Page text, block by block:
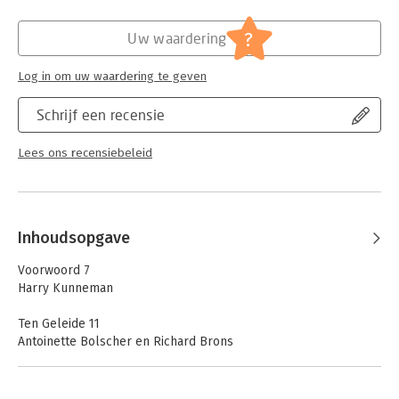
Mens en maatschappij
Schrijf een recensie
Lees ons recensiebeleid
Uw waardering ?
Log in om uw waardering te geven
Inhoudsopgave
Voorwoord 7
Harry Kunneman
Ten Geleide 11
Antoinette Bolscher en Richard Brons